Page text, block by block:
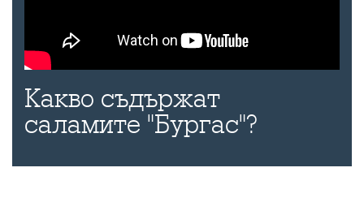
Какво съдържат
саламите "Бургас"?